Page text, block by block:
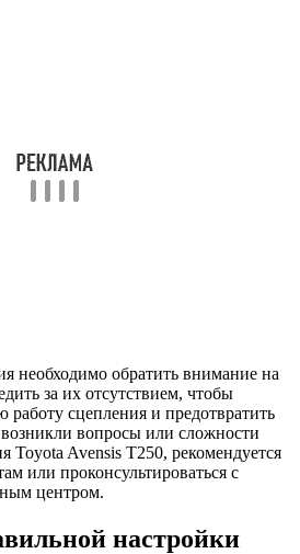
необходимо обратить внимание на
за их отсутствием, чтобы
работу сцепления и предотвратить
вопросы или сложности
Toyota Avensis T250, рекомендуется
или проконсультироваться с
центром.
настройки